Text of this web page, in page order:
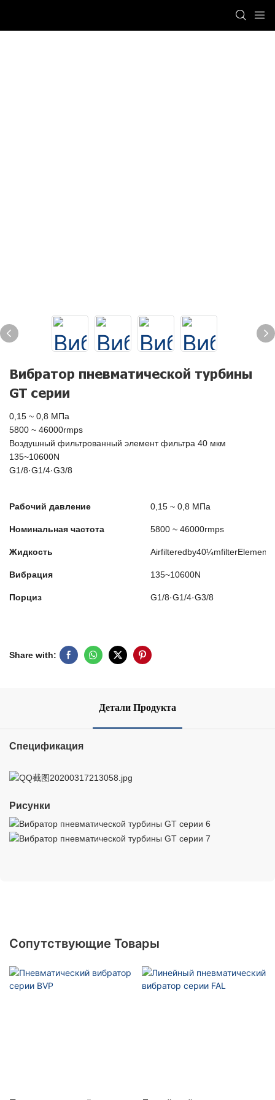
Вибратор пневматической турбины
GT серии
0,15 ~ 0,8 МПа
5800 ~ 46000rmps
Воздушный фильтрованный элемент фильтра 40 мкм
135~10600N
G1/8·G1/4·G3/8
Рабочий давление 0,15 ~ 0,8 МПа
Номинальная частота 5800 ~ 46000rmps
Жидкость Airfilteredby40¼mfilterElement
Вибрация 135~10600N
Порциз G1/8·G1/4·G3/8
Share with:
Детали Продукта
Спецификация
Рисунки
Сопутствующие Товары